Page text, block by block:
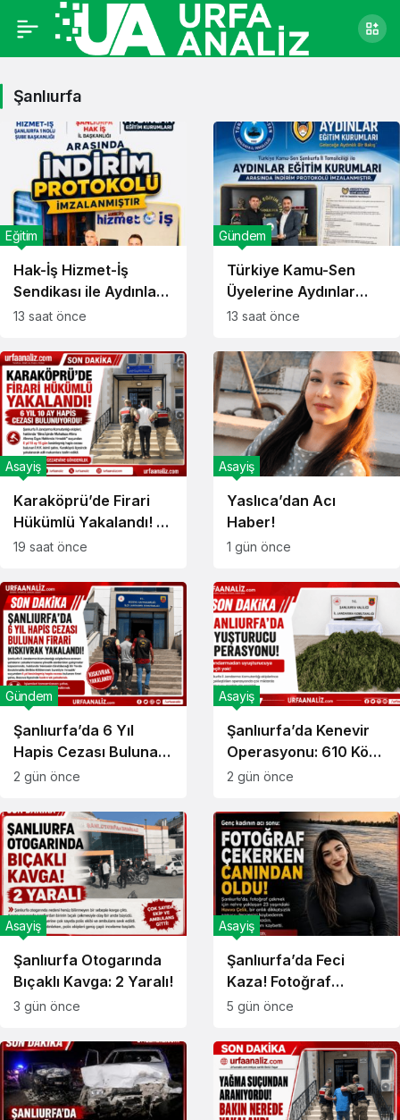
Şanlıurfa
Hak-İş Hizmet-İş
Sendikası ile Aydınlar
Eğitim Kurumları
Protokolü İmzalandı!
Eğitim
13 saat önce
Türkiye Kamu-Sen
Üyelerine Aydınlar
Eğitimde İndirim
Gündem
13 saat önce
Karaköprü’de Firari
Hükümlü Yakalandı! 6
Yıl 10 Ay Hapis Cezası
Asayiş
19 saat önce
Yaslıca’dan Acı
Haber!
Asayiş
1 gün önce
Şanlıurfa’da 6 Yıl
Hapis Cezası Bulunan
Firari Yakalandı!
Gündem
2 gün önce
Şanlıurfa’da Kenevir
Operasyonu: 610 Kök
Kenevir Ele Geçirildi!
Asayiş
2 gün önce
Şanlıurfa Otogarında
Bıçaklı Kavga: 2 Yaralı!
Asayiş
3 gün önce
Şanlıurfa’da Feci
Kaza! Fotoğraf
Çekerken Canından
Asayiş
5 gün önce